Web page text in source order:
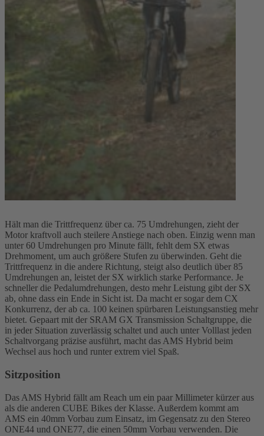
Hält man die Trittfrequenz über ca. 75 Umdrehungen, zieht der
Motor kraftvoll auch steilere Anstiege nach oben. Einzig wenn man
unter 60 Umdrehungen pro Minute fällt, fehlt dem SX etwas
Drehmoment, um auch größere Stufen zu überwinden. Geht die
Trittfrequenz in die andere Richtung, steigt also deutlich über 85
Umdrehungen an, leistet der SX wirklich starke Performance. Je
schneller die Pedalumdrehungen, desto mehr Leistung gibt der SX
ab, ohne dass ein Ende in Sicht ist. Da macht er sogar dem CX
Konkurrenz, der ab ca. 100 keinen spürbaren Leistungsanstieg mehr
bietet. Gepaart mit der SRAM GX Transmission Schaltgruppe, die
in jeder Situation zuverlässig schaltet und auch unter Volllast jeden
Schaltvorgang präzise ausführt, macht das AMS Hybrid beim
Wechsel aus hoch und runter extrem viel Spaß.
Sitzposition
Das AMS Hybrid fällt am Reach um ein paar Millimeter kürzer aus
als die anderen CUBE Bikes der Klasse. Außerdem kommt am
AMS ein 40mm Vorbau zum Einsatz, im Gegensatz zu den Stereo
ONE44 und ONE77, die einen 50mm Vorbau verwenden. Die